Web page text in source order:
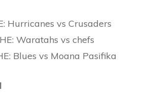
Hurricanes vs Crusaders
Waratahs vs chefs
Blues vs Moana Pasifika